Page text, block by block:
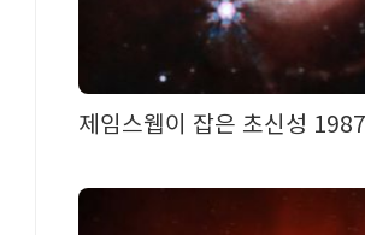
제임스웹이 잡은 초신성